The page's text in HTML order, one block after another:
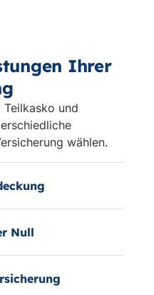
Ihrer
und
wählen.
Null